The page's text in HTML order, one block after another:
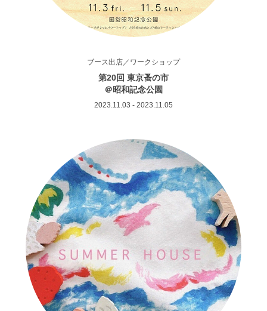
ブース出店／ワークショップ
第20回 東京蚤の市
＠昭和記念公園
2023.11.03 - 2023.11.05